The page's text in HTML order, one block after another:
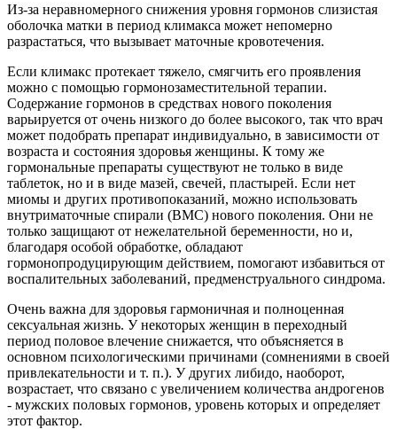
Из-за неравномерного снижения уровня гормонов слизистая
оболочка матки в период климакса может непомерно
разрастаться, что вызывает маточные кровотечения.
Если климакс протекает тяжело, смягчить его проявления
можно с помощью гормонозаместительной терапии.
Содержание гормонов в средствах нового поколения
варьируется от очень низкого до более высокого, так что врач
может подобрать препарат индивидуально, в зависимости от
возраста и состояния здоровья женщины. К тому же
гормональные препараты существуют не только в виде
таблеток, но и в виде мазей, свечей, пластырей. Если нет
миомы и других противопоказаний, можно использовать
внутриматочные спирали (ВМС) нового поколения. Они не
только защищают от нежелательной беременности, но и,
благодаря особой обработке, обладают
гормонопродуцирующим действием, помогают избавиться от
воспалительных заболеваний, предменструального синдрома.
Очень важна для здоровья гармоничная и полноценная
сексуальная жизнь. У некоторых женщин в переходный
период половое влечение снижается, что объясняется в
основном психологическими причинами (сомнениями в своей
привлекательности и т. п.). У других либидо, наоборот,
возрастает, что связано с увеличением количества андрогенов
- мужских половых гормонов, уровень которых и определяет
этот фактор.